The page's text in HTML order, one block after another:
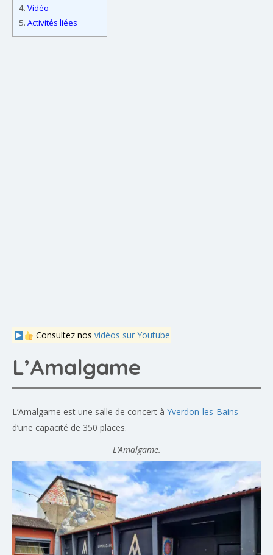
4. Vidéo
5. Activités liées
Consultez nos vidéos sur Youtube
L’Amalgame
L’Amalgame est une salle de concert à Yverdon-les-Bains
d’une capacité de 350 places.
L’Amalgame.